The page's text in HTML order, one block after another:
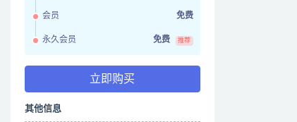
会员 免费
永久会员 免费 推荐
立即购买
其他信息